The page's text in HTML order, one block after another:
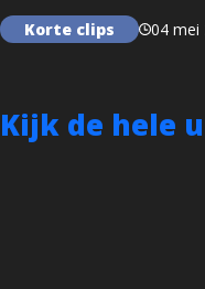
Korte clips 04 mei
Kijk de hele